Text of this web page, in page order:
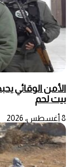
الأمن الوقائي
بيت لحم
8 أغسطس، 2026